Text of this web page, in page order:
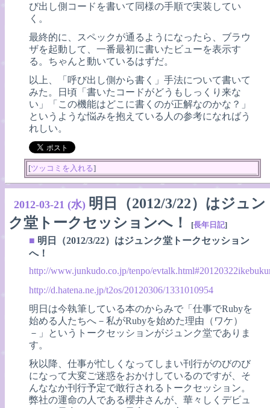
び出し側コードを書いて同様の手順で実装してい
く。
最終的に、スペックが通るようになったら、ブラウ
ザを起動して、一番最初に書いたビューを表示す
る。ちゃんと動いているはずだ。
以上、「呼び出し側から書く」手法について書いて
みた。日頃「書いたコードがどうもしっくり来な
い」「この機能はどこに書くのが正解なのかな？」
というような悩みを抱えている人の参考になればう
れしい。
[ツッコミを入れる]
2012-03-21 (水) 明日（2012/3/22）はジュン
ク堂トークセッションへ！
[長年日記]
■ 明日（2012/3/22）はジュンク堂トークセッション
へ！
http://www.junkudo.co.jp/tenpo/
http://d.hatena.ne.jp/t2os/20120306/1331010954
明日は今執筆している本のからみで「仕事でRubyを
始める人たちへ－私がRubyを始めた理由（ワケ）
－」というトークセッションがジュンク堂でありま
す。
秋以降、仕事が忙しくなってしまい刊行がのびのび
になって大変ご迷惑をおかけしているのですが、そ
んななか刊行予定で敢行されるトークセッション。
弊社の運命の人である櫻井さんが、華々しくデビュ